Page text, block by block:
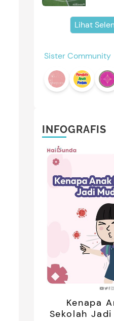
Lihat
Sister Community
INFOGRAFIS
Kenapa
Sekolah